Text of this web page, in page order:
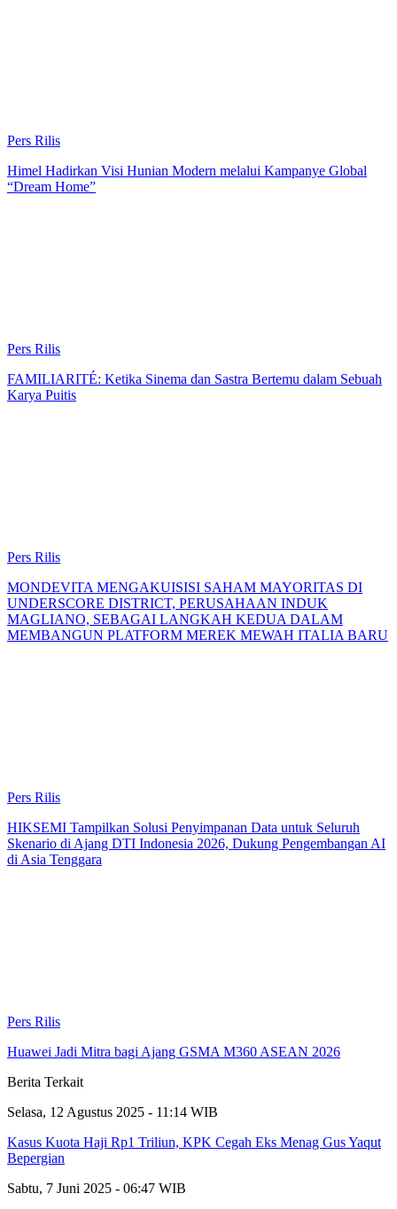
Pers Rilis
Himel Hadirkan Visi Hunian Modern melalui Kampanye Global
“Dream Home”
Pers Rilis
FAMILIARITÉ: Ketika Sinema dan Sastra Bertemu dalam Sebuah
Karya Puitis
Pers Rilis
MONDEVITA MENGAKUISISI SAHAM MAYORITAS DI
UNDERSCORE DISTRICT, PERUSAHAAN INDUK
MAGLIANO, SEBAGAI LANGKAH KEDUA DALAM
MEMBANGUN PLATFORM MEREK MEWAH ITALIA BARU
Pers Rilis
HIKSEMI Tampilkan Solusi Penyimpanan Data untuk Seluruh
Skenario di Ajang DTI Indonesia 2026, Dukung Pengembangan AI
di Asia Tenggara
Pers Rilis
Huawei Jadi Mitra bagi Ajang GSMA M360 ASEAN 2026
Berita Terkait
Selasa, 12 Agustus 2025 - 11:14 WIB
Kasus Kuota Haji Rp1 Triliun, KPK Cegah Eks Menag Gus Yaqut
Bepergian
Sabtu, 7 Juni 2025 - 06:47 WIB